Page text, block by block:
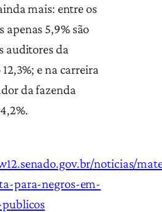
mais: entre os
5,9% são
auditores da
e na carreira
da fazenda
noticias/
para-negros-em-